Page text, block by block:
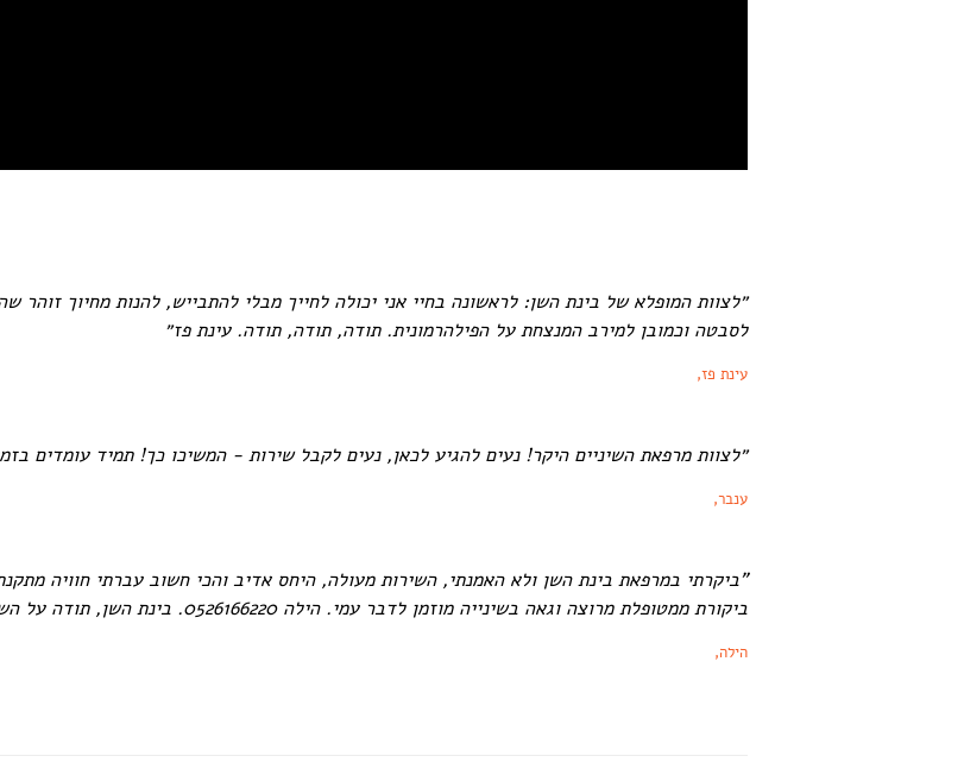
״לצוות המופלא של בינת השן: לראשונה בחיי אני יכולה לחייך מבלי להתבייש, להנות מחיוך זוהר
לסבטה וכמובן למירב המנצחת על הפילהרמונית. תודה, תודה, תודה. עינת פז״
עינת פז,
״לצוות מרפאת השיניים היקר! נעים להגיע לכאן, נעים לקבל שירות - המשיכו כך! תמיד עומדים
ענבר,
"ביקרתי במרפאת בינת השן ולא האמנתי, השירות מעולה, היחס אדיב והכי חשוב עברתי חוויה
ביקורת ממטופלת מרוצה וגאה בשינייה מוזמן לדבר עמי. הילה 0526166220. בינת השן, תודה על השירות האדיב והאוהב"
הילה,